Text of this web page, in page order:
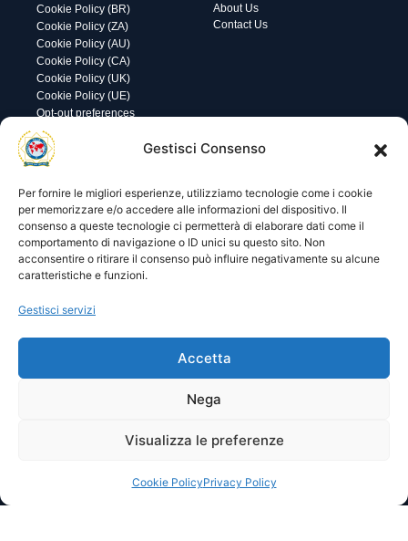
Gestisci Consenso
Per fornire le migliori esperienze, utilizziamo tecnologie come i cookie
per memorizzare e/o accedere alle informazioni del dispositivo. Il
consenso a queste tecnologie ci permetterà di elaborare dati come il
comportamento di navigazione o ID unici su questo sito. Non
acconsentire o ritirare il consenso può influire negativamente su alcune
caratteristiche e funzioni.
Gestisci servizi
Accetta
Nega
Visualizza le preferenze
Cookie PolicyPrivacy Policy
Cookie Policy (BR)
Cookie Policy (ZA)
Cookie Policy (AU)
Cookie Policy (CA)
Cookie Policy (UK)
Cookie Policy (UE)
Opt-out preferences
About Us
Contact Us
Utility
Visite di oggi: 1
Visite totali: 13752
Area gestione
© 2025 I.P.A. Italia E.T.S. n. 36463 – Via Niccolò Copernico nr.
ipaitalia@pec.ipa-italia.it –Powered by